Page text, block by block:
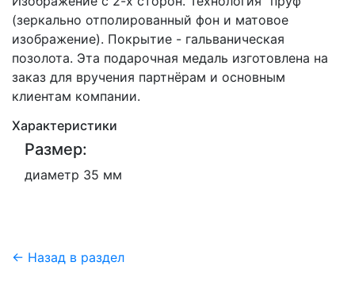
(зеркально отполированный фон и матовое
изображение). Покрытие - гальваническая
позолота. Эта подарочная медаль изготовлена на
заказ для вручения партнёрам и основным
клиентам компании.
Характеристики
Размер:
диаметр 35 мм
← Назад в раздел